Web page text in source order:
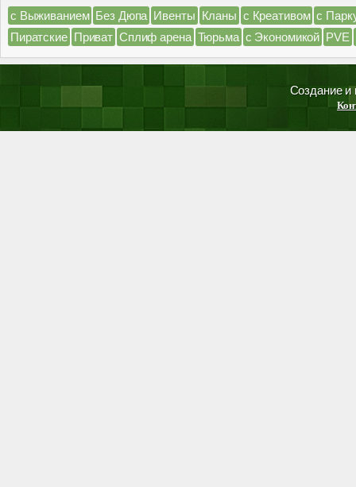
с Выживанием Без Дюпа Ивенты Кланы с Креативом с
Пиратские Приват Сплиф арена Тюрьма с Экономикой PVE
Создание и